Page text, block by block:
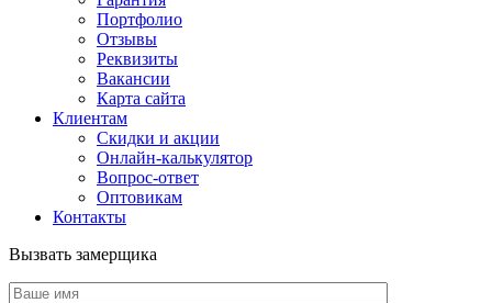
Портфолио
Отзывы
Реквизиты
Вакансии
Карта сайта
Клиентам
Скидки и акции
Онлайн-калькулятор
Вопрос-ответ
Оптовикам
Контакты
Вызвать замерщика